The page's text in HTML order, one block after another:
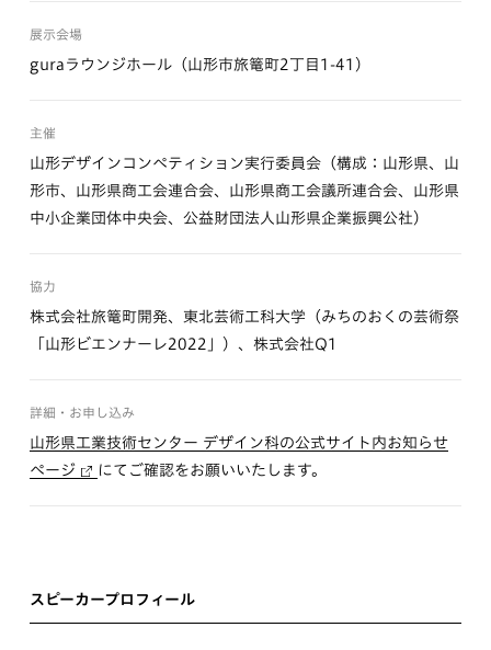
展示会場
guraラウンジホール（山形市旅篭町2丁目1-41）
主催
山形デザインコンペティション実行委員会（構成：山形県、山
形市、山形県商工会連合会、山形県商工会議所連合会、山形県
中小企業団体中央会、公益財団法人山形県企業振興公社）
協力
株式会社旅篭町開発、東北芸術工科大学（みちのおくの芸術祭
「山形ビエンナーレ2022」）、株式会社Q1
詳細・お申し込み
山形県工業技術センター デザイン科の公式サイト内お知らせ
ページ
にてご確認をお願いいたします。
スピーカープロフィール